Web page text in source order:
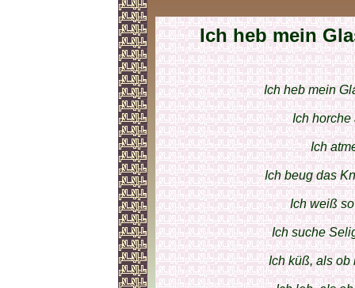
Ich heb mein
Ich heb mein
Ich horche
Ich
Ich beug das
Ich weiß
Ich suche
Ich küß, als ob